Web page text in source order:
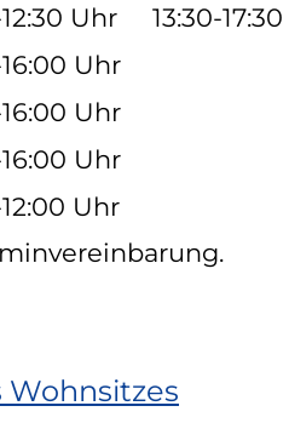
Uhr 13:30-
Uhr
Uhr
Uhr
Uhr